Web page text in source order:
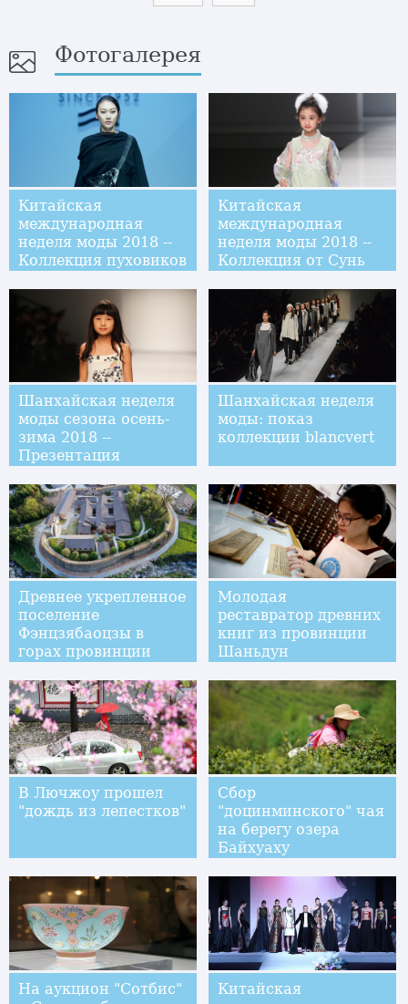
Фотогалерея
Китайская
международная
неделя моды 2018 --
Коллекция пуховиков
Китайская
международная
неделя моды 2018 --
Коллекция от Сунь
Шанхайская неделя
моды сезона осень-
зима 2018 --
Презентация
одежды из
вторсырья"
Шанхайская неделя
моды: показ
коллекции blancvert
Древнее укрепленное
поселение
Фэнцзябаоцзы в
горах провинции
Молодая
реставратор древних
книг из провинции
Шаньдун
В Лючжоу прошел
"дождь из лепестков"
Сбор
"доцинминского" чая
на берегу озера
Байхуаху
На аукцион "Сотбис"
Китайская